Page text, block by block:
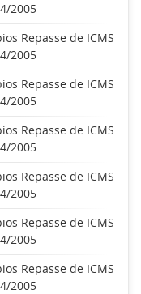
2005
Repasse de ICMS
2005
Repasse de ICMS
2005
Repasse de ICMS
2005
Repasse de ICMS
2005
Repasse de ICMS
2005
Repasse de ICMS
2005